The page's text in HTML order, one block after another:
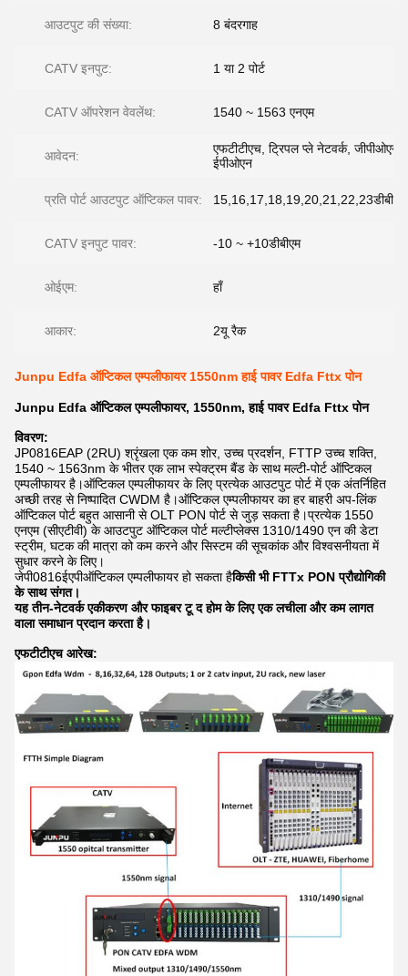
आउटपुट की संख्या: 8 बंदरगाह
CATV इनपुट: 1 या 2 पोर्ट
CATV ऑपरेशन वेवलेंथ: 1540 ~ 1563 एनएम
आवेदन:
एफटीटीएच, ट्रिपल प्ले नेटवर्क, जीपीओएन,
ईपीओएन
प्रति पोर्ट आउटपुट ऑप्टिकल पावर: 15,16,17,18,19,20,21,22,23डीबीएम
CATV इनपुट पावर: -10 ~ +10डीबीएम
ओईएम: हाँ
आकार: 2यू रैक
Junpu Edfa ऑप्टिकल एम्पलीफायर 1550nm हाई पावर Edfa Fttx पोन
Junpu Edfa ऑप्टिकल एम्पलीफायर, 1550nm, हाई पावर Edfa Fttx पोन
विवरण:
JP0816EAP (2RU) श्रृंखला एक कम शोर, उच्च प्रदर्शन, FTTP उच्च शक्ति,
1540 ~ 1563nm के भीतर एक लाभ स्पेक्ट्रम बैंड के साथ मल्टी-पोर्ट ऑप्टिकल
एम्पलीफायर है।ऑप्टिकल एम्पलीफायर के लिए प्रत्येक आउटपुट पोर्ट में एक अंतर्निहित
अच्छी तरह से निष्पादित CWDM है।ऑप्टिकल एम्पलीफायर का हर बाहरी अप-लिंक
ऑप्टिकल पोर्ट बहुत आसानी से OLT PON पोर्ट से जुड़ सकता है।प्रत्येक 1550
एनएम (सीएटीवी) के आउटपुट ऑप्टिकल पोर्ट मल्टीप्लेक्स 1310/1490 एन की डेटा
स्ट्रीम, घटक की मात्रा को कम करने और सिस्टम की सूचकांक और विश्वसनीयता में
सुधार करने के लिए।
जेपी0816ईएपीऑप्टिकल एम्पलीफायर हो सकता हैकिसी भी FTTx PON प्रौद्योगिकी
के साथ संगत।
यह तीन-नेटवर्क एकीकरण और फाइबर टू द होम के लिए एक लचीला और कम लागत
वाला समाधान प्रदान करता है।
एफटीटीएच आरेख: